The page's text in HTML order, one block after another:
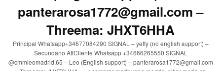
panterarosa1772@gmail.com –
Threema: JHXT6HHA
Principal Whatsapp+34677084290 SIGNAL – yeffy (no english support) –
Secundario AttCliente Whatsapp +34666265550 SIGNAL
@cmmleomadrid.65 – Leo (English support) – panterarosa1772@gmail.com